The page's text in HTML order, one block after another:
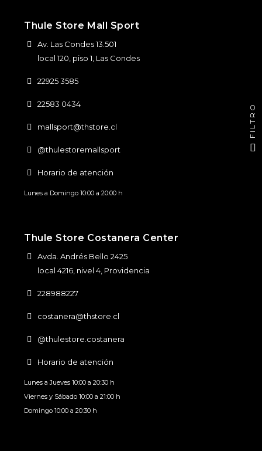
Thule Store Mall Sport
Av. Las Condes 13.501
local 120, piso 1, Las Condes
22925 3585
22583 0434
mallsport@thstore.cl
@thulestoremallsport
Horario de atención
Lunes a Domingo 10:00 a 20:00 h
Thule Store Costanera Center
Avda. Andrés Bello 2425
local 4216, nivel 4, Providencia
228988227
costanera@thstore.cl
@thulestore.costanera
Horario de atención
Lunes a Jueves 10:00 a 20:30 h
Viernes y Sábado 10:00 a 21:00 h
Domingo 10:00 a 20:30 h
FILTRO